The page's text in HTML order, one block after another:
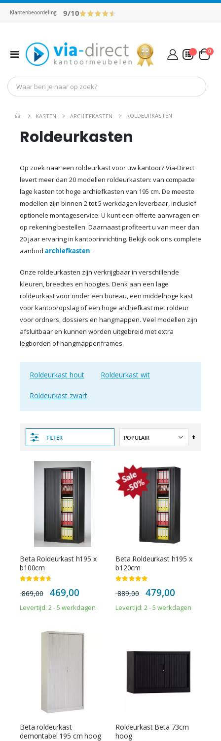
Klantenbeoordeling 9/10
Toggle
Nav
Cart
0
KASTEN ARCHIEFKASTEN ROLDEURKASTEN
Roldeurkasten
Op zoek naar een roldeurkast voor uw kantoor? Via-Direct
levert meer dan 20 modellen roldeurkasten: van compacte
lage kasten tot hoge archiefkasten van 195 cm. De meeste
modellen zijn binnen 2 tot 5 werkdagen leverbaar, inclusief
optionele montageservice. U kunt een offerte aanvragen en
op rekening bestellen. Daarnaast profiteert u van meer dan
20 jaar ervaring in kantoorinrichting. Bekijk ook ons complete
aanbod archiefkasten.
Onze roldeurkasten zijn verkrijgbaar in verschillende
kleuren, breedtes en hoogtes. Denk aan een lage
roldeurkast voor onder een bureau, een middelhoge kast
voor kantooropslag of een hoge archiefkast met roldeur
voor ordners, dossiers en hangmappen. Veel modellen zijn
afsluitbaar en kunnen worden uitgebreid met extra
legborden of hangmappenframes.
Roldeurkast hout Roldeurkast wit
Roldeurkast zwart
FILTER
Van
Beta Roldeurkast h195 x
b100cm
Waardering:
869,00
Special
Price
469,00
Levertijd: 2 - 5 werkdagen
Beta Roldeurkast h195 x
b120cm
Waardering:
889,00
Special
Price
479,00
Levertijd: 2 - 5 werkdagen
Beta roldeurkast
demontabel 195 cm hoog
Roldeurkast Beta 73cm
hoog